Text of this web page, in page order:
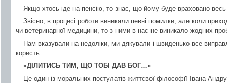
Якщо хтось іде на пенсію, то знає, що йому буде враховано
Звісно, в процесі роботи виникали певні помилки, але коли
чи ветеринарної медицини, то з ними в нас не виникало жодних
Нам вказували на недоліки, ми дякували і швиденько все
користь.
«ДІЛИТИСЬ ТИМ, ЩО ТОБІ ДАВ БОГ…»
Це один із моральних постулатів життєвої філософії Івана